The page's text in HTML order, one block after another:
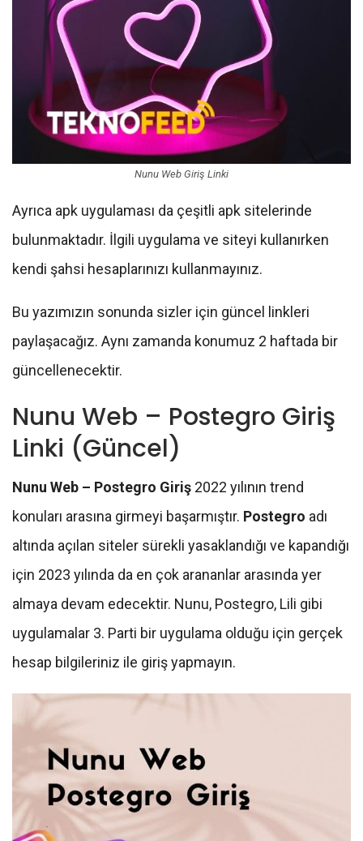
Nunu Web Giriş Linki
Ayrıca apk uygulaması da çeşitli apk sitelerinde
bulunmaktadır. İlgili uygulama ve siteyi kullanırken
kendi şahsi hesaplarınızı kullanmayınız.
Bu yazımızın sonunda sizler için güncel linkleri
paylaşacağız. Aynı zamanda konumuz 2 haftada bir
güncellenecektir.
Nunu Web – Postegro Giriş
Linki (Güncel)
Nunu Web – Postegro Giriş 2022 yılının trend
konuları arasına girmeyi başarmıştır. Postegro adı
altında açılan siteler sürekli yasaklandığı ve kapandığı
için 2023 yılında da en çok arananlar arasında yer
almaya devam edecektir. Nunu, Postegro, Lili gibi
uygulamalar 3. Parti bir uygulama olduğu için gerçek
hesap bilgileriniz ile giriş yapmayın.